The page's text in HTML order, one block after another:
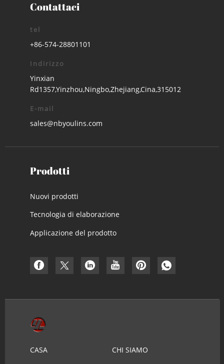
Contattaci
tel
+86-574-28801101
Indirizzo
Yinxian
Rd1357,Yinzhou,Ningbo,Zhejiang,Cina,315012
E-mail
sales@nbyoulins.com
Prodotti
Nuovi prodotti
Tecnologia di elaborazione
Applicazione del prodotto
CASA
CHI SIAMO